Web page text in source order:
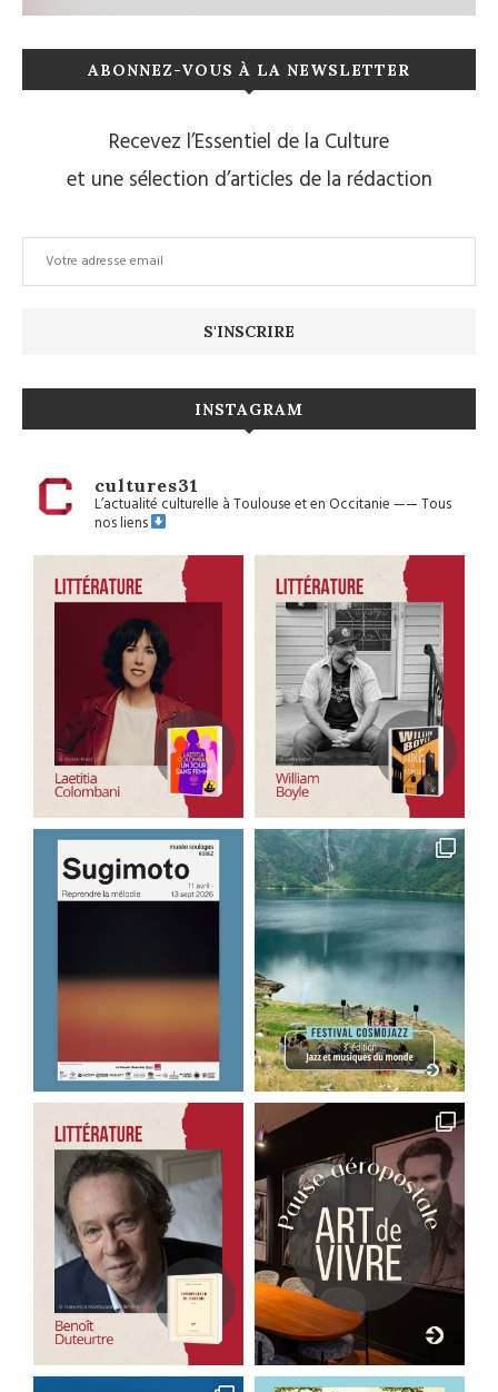
ABONNEZ-VOUS À LA NEWSLETTER
Recevez l’Essentiel de la Culture
et une sélection d’articles de la rédaction
INSTAGRAM
cultures31
L’actualité culturelle à Toulouse et en Occitanie——Tous
nos liens